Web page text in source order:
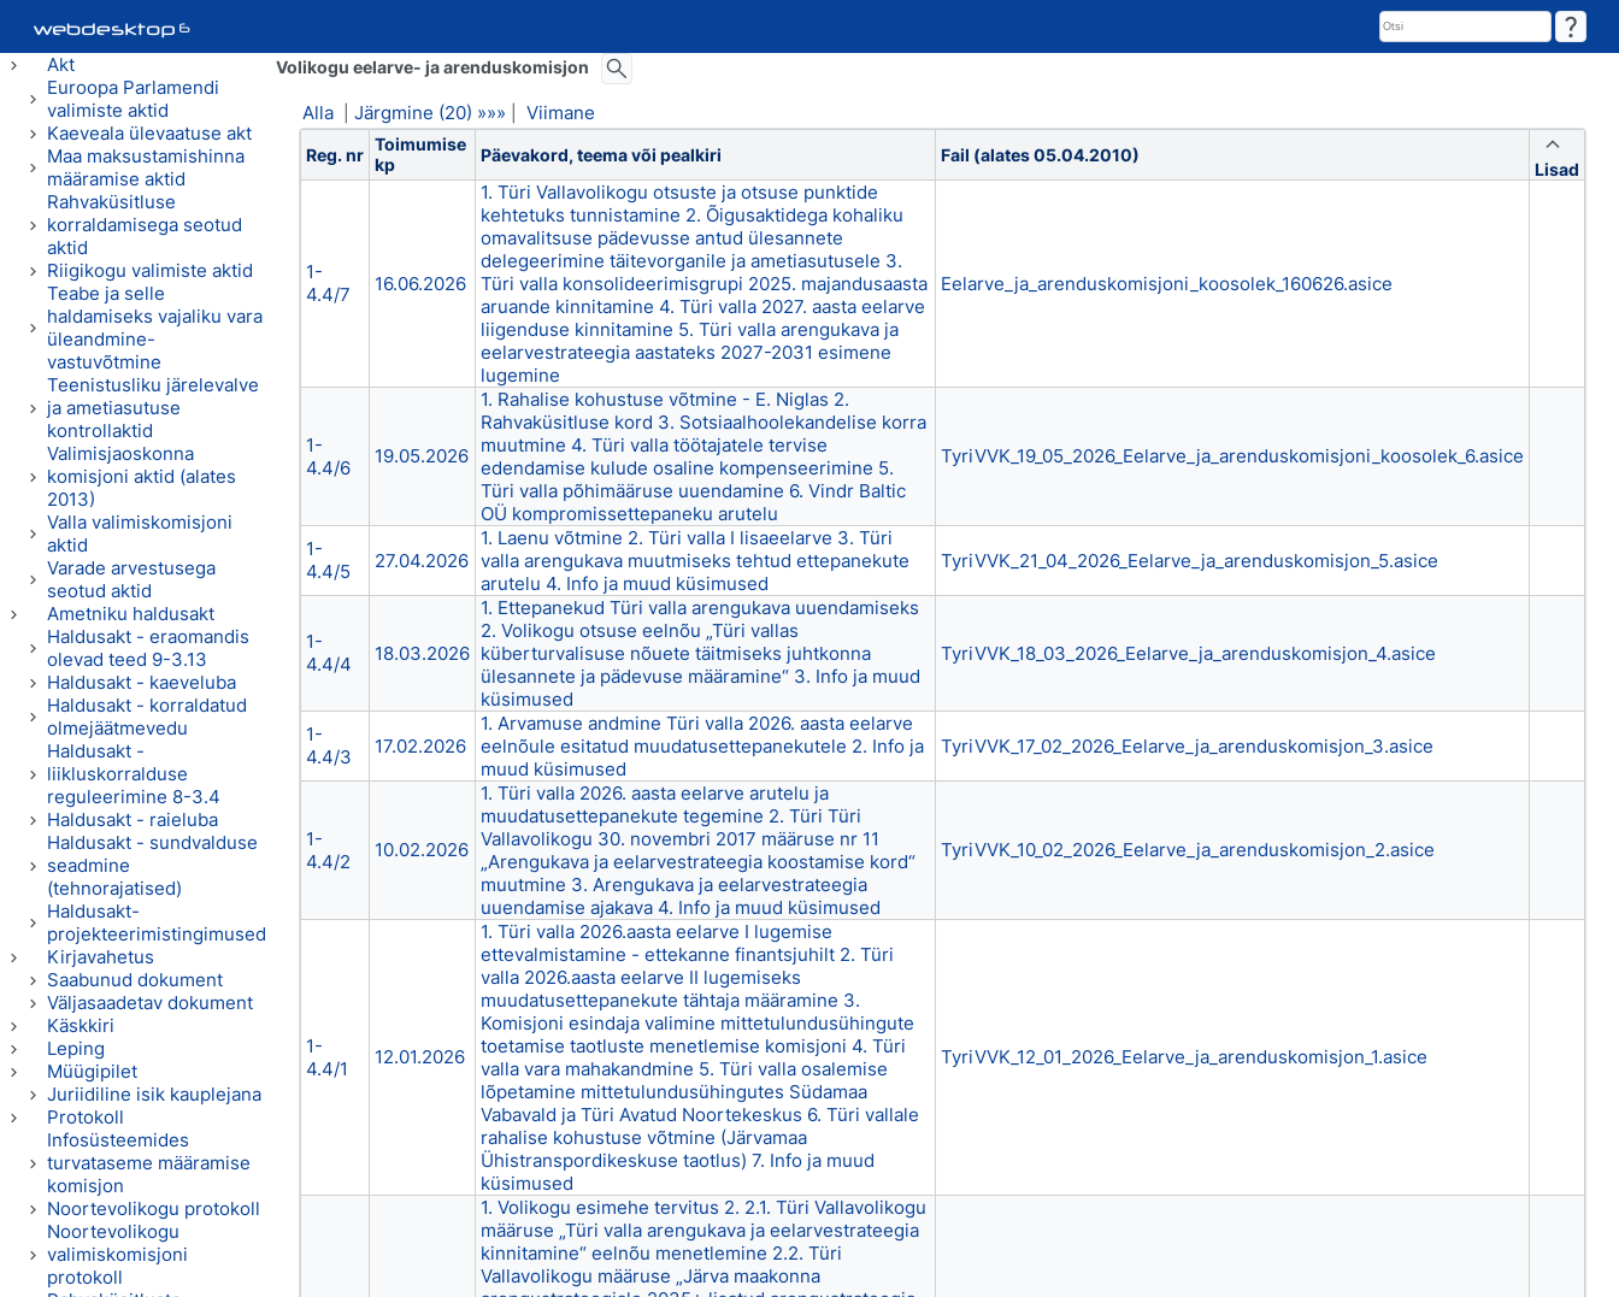
Akt
Euroopa Parlamendi
valimiste aktid
Kaeveala ülevaatuse akt
Maa maksustamishinna
määramise aktid
Rahvaküsitluse
korraldamisega seotud
aktid
Riigikogu valimiste aktid
Teabe ja selle
haldamiseks vajaliku vara
üleandmine-
vastuvõtmine
Teenistusliku järelevalve
ja ametiasutuse
kontrollaktid
Valimisjaoskonna
komisjoni aktid (alates
2013)
Valla valimiskomisjoni
aktid
Varade arvestusega
seotud aktid
Ametniku haldusakt
Haldusakt - eraomandis
olevad teed 9-3.13
Haldusakt - kaeveluba
Haldusakt - korraldatud
olmejäätmevedu
Haldusakt -
liikluskorralduse
reguleerimine 8-3.4
Haldusakt - raieluba
Haldusakt - sundvalduse
seadmine
(tehnorajatised)
Haldusakt-
projekteerimistingimused
Kirjavahetus
Saabunud dokument
Väljasaadetav dokument
Käskkiri
Leping
Müügipilet
Juriidiline isik kauplejana
Protokoll
Infosüsteemides
turvataseme määramise
komisjon
Noortevolikogu protokoll
Noortevolikogu
valimiskomisjoni
protokoll
Volikogu eelarve- ja arenduskomisjon
Alla Järgmine (20) »»» Viimane
Reg. nr
Toimumise
kp
Päevakord, teema või pealkiri Fail (alates 05.04.2010)
Lisad
1-
4.4/7
16.06.2026
1. Türi Vallavolikogu otsuste ja otsuse punktide
kehtetuks tunnistamine 2. Õigusaktidega kohaliku
omavalitsuse pädevusse antud ülesannete
delegeerimine täitevorganile ja ametiasutusele 3.
Türi valla konsolideerimisgrupi 2025. majandusaasta
aruande kinnitamine 4. Türi valla 2027. aasta eelarve
liigenduse kinnitamine 5. Türi valla arengukava ja
eelarvestrateegia aastateks 2027-2031 esimene
lugemine
Eelarve_ja_arenduskomisjoni_koosolek_160626.asice
1-
4.4/6
19.05.2026
1. Rahalise kohustuse võtmine - E. Niglas 2.
Rahvaküsitluse kord 3. Sotsiaalhoolekandelise korra
muutmine 4. Türi valla töötajatele tervise
edendamise kulude osaline kompenseerimine 5.
Türi valla põhimääruse uuendamine 6. Vindr Baltic
OÜ kompromissettepaneku arutelu
TyriVVK_19_05_2026_Eelarve_ja_arenduskomisjoni_koosolek_6.asice
1-
4.4/5
27.04.2026
1. Laenu võtmine 2. Türi valla I lisaeelarve 3. Türi
valla arengukava muutmiseks tehtud ettepanekute
arutelu 4. Info ja muud küsimused
TyriVVK_21_04_2026_Eelarve_ja_arenduskomisjon_5.asice
1-
4.4/4
18.03.2026
1. Ettepanekud Türi valla arengukava uuendamiseks
2. Volikogu otsuse eelnõu „Türi vallas
küberturvalisuse nõuete täitmiseks juhtkonna
ülesannete ja pädevuse määramine“ 3. Info ja muud
küsimused
TyriVVK_18_03_2026_Eelarve_ja_arenduskomisjon_4.asice
1-
4.4/3
17.02.2026
1. Arvamuse andmine Türi valla 2026. aasta eelarve
eelnõule esitatud muudatusettepanekutele 2. Info ja
muud küsimused
TyriVVK_17_02_2026_Eelarve_ja_arenduskomisjon_3.asice
1-
4.4/2
10.02.2026
1. Türi valla 2026. aasta eelarve arutelu ja
muudatusettepanekute tegemine 2. Türi Türi
Vallavolikogu 30. novembri 2017 määruse nr 11
„Arengukava ja eelarvestrateegia koostamise kord“
muutmine 3. Arengukava ja eelarvestrateegia
uuendamise ajakava 4. Info ja muud küsimused
TyriVVK_10_02_2026_Eelarve_ja_arenduskomisjon_2.asice
1-
4.4/1
12.01.2026
1. Türi valla 2026.aasta eelarve I lugemise
ettevalmistamine - ettekanne finantsjuhilt 2. Türi
valla 2026.aasta eelarve II lugemiseks
muudatusettepanekute tähtaja määramine 3.
Komisjoni esindaja valimine mittetulundusühingute
toetamise taotluste menetlemise komisjoni 4. Türi
valla vara mahakandmine 5. Türi valla osalemise
lõpetamine mittetulundusühingutes Südamaa
Vabavald ja Türi Avatud Noortekeskus 6. Türi vallale
rahalise kohustuse võtmine (Järvamaa
Ühistranspordikeskuse taotlus) 7. Info ja muud
küsimused
TyriVVK_12_01_2026_Eelarve_ja_arenduskomisjon_1.asice
1. Volikogu esimehe tervitus 2. 2.1. Türi Vallavolikogu
määruse „Türi valla arengukava ja eelarvestrateegia
kinnitamine“ eelnõu menetlemine 2.2. Türi
Vallavolikogu määruse „Järva maakonna